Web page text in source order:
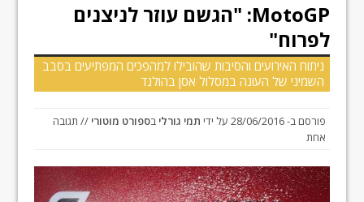
MotoGP: "הגשם עוזר לניצנים
לפרוח"
ניתוח האירועים והסיבות שהובילו למהפכים המפתיעים בסבב
השמיני של העונה במסלול אסן בהולנד
פורסם ב-28/06/2016 על ידי תמי גורלי בספורט מוטורי // תגובה
אחת